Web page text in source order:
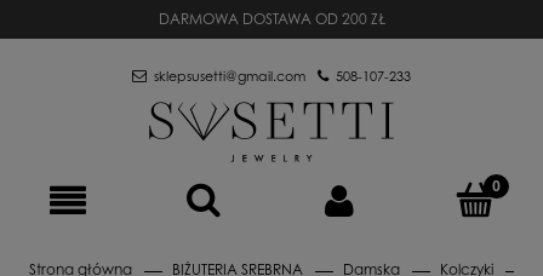
DARMOWA DOSTAWA OD 200 ZŁ
sklepsusetti@gmail.com 508-107-233
Strona główna BIŻUTERIA SREBRNA Damska Kolczyki